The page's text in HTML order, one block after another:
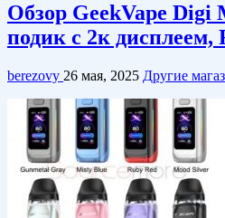
Обзор GeekVape
подик с 2к дисплеем,
berezovy 26 мая, 2025 Другие